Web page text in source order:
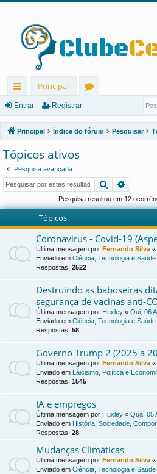
in
ks
rá
pi
d
Principal
u
ns
Entrar Registrar
Principal Índice do fórum Pesquisar
Tópicos ativos
Pesquisa avançada
Pesquisar
Pesquisa resultou em 12
Tópicos
Coronavirus - Covid-19
Última mensagem por Fernando Silva «
Enviado em Ciência, Tecnologia e Saúde
Respostas: 2522
Destruindo as baboseiras
segurança de vacinas anti-
Última mensagem por Huxley « Qui, 06
Enviado em Ciência, Tecnologia e Saúde
Respostas: 58
Governo Trump 2 (2025 a
Última mensagem por Fernando Silva «
Enviado em Laicismo, Política e
Respostas: 1545
IA e empregos
Última mensagem por Huxley « Qua, 05
Enviado em História, Sociedade,
Respostas: 28
Mudanças Climáticas
Última mensagem por Fernando Silva «
Enviado em Ciência, Tecnologia e Saúde